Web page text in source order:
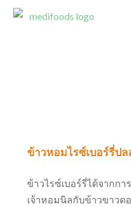
ข้าวหอมไรซ์เบอร์รี่ปล
ข้าวไรซ์เบอร์รี่ได้จากก
เจ้าหอมนิลกับข้าวขาวด